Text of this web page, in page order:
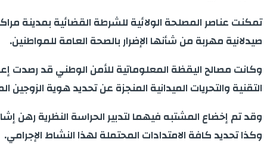
صيدلانية مهربة من شأنها الإضرار بالصحة العامة للمواطنين.
وكانت مصالح اليقظة المعلوماتية للأمن الوطني قد رصدت
التقنية والتحريات الميدانية المنجزة عن تحديد هوية الزوجين المشتبه فيهما ، وذلك
وقد تم إخضاع المشتبه فيهما لتدبير الحراسة النظرية
وكذا تحديد كافة الامتدادات المحتملة لهذا النشاط الإجرامي.